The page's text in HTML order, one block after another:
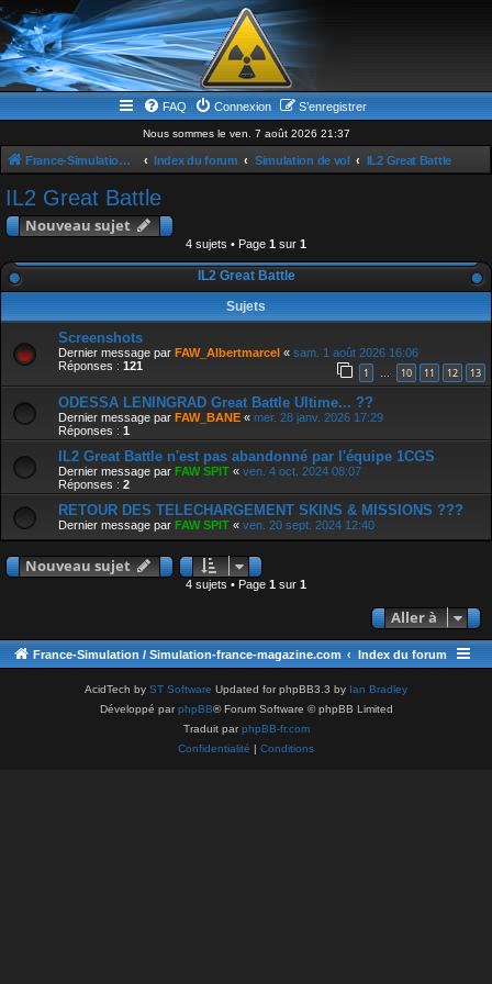
FAQ Connexion S’enregistrer
Nous sommes le ven. 7 août 2026 21:37
France-Simulation / Simulation-france-magazine.com Index du forum Simulation de vol IL2 Great Battle
IL2 Great Battle
Nouveau sujet
4 sujets • Page 1 sur 1
IL2 Great Battle
Sujets
Screenshots
Dernier message par FAW_Albertmarcel « sam. 1 août 2026 16:06
Réponses : 121 1 … 10 11 12 13
ODESSA LENINGRAD Great Battle Ultime... ??
Dernier message par FAW_BANE « mer. 28 janv. 2026 17:29
Réponses : 1
IL2 Great Battle n'est pas abandonné par l'équipe 1CGS
Dernier message par FAW SPIT « ven. 4 oct. 2024 08:07
Réponses : 2
RETOUR DES TELECHARGEMENT SKINS & MISSIONS ???
Dernier message par FAW SPIT « ven. 20 sept. 2024 12:40
Nouveau sujet
4 sujets • Page 1 sur 1
Aller à
France-Simulation / Simulation-france-magazine.com Index du forum
AcidTech by ST Software Updated for phpBB3.3 by Ian Bradley
Développé parphpBB® Forum Software © phpBB Limited
Traduit parphpBB-fr.com
Confidentialité | Conditions